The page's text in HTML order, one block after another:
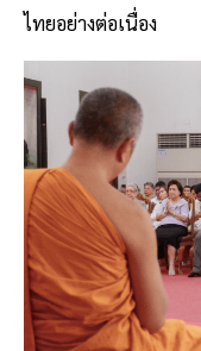
ไทยอย่างต่อเนื่อง